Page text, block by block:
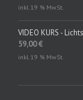
inkl. 19 % MwSt.
VIDEO KURS -
59,00€
inkl. 19 % MwSt.